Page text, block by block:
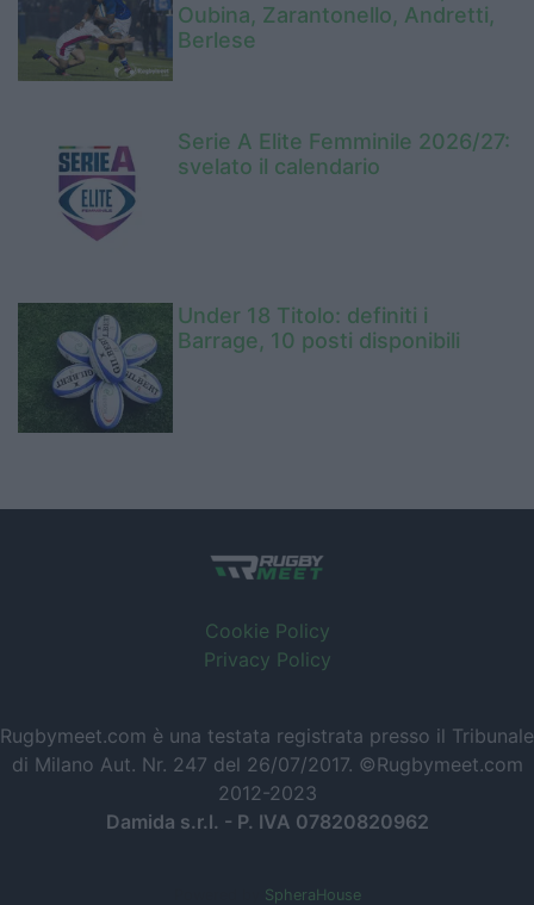
Oubina, Zarantonello, Andretti,
Berlese
Serie A Elite Femminile 2026/27:
svelato il calendario
Under 18 Titolo: definiti i
Barrage, 10 posti disponibili
Cookie Policy
Privacy Policy
Rugbymeet.com è una testata registrata presso il Tribunale
di Milano Aut. Nr. 247 del 26/07/2017. ©Rugbymeet.com
2012-2023
Damida s.r.l. - P. IVA 07820820962
SpheraHouse